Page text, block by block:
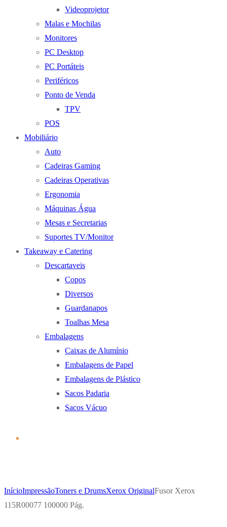
Videoprojetor
Malas e Mochilas
Monitores
PC Desktop
PC Portáteis
Periféricos
Ponto de Venda
TPV
POS
Mobiliário
Auto
Cadeiras Gaming
Cadeiras Operativas
Ergonomia
Máquinas Água
Mesas e Secretarias
Suportes TV/Monitor
Takeaway e Catering
Descartaveis
Copos
Diversos
Guardanapos
Toalhas Mesa
Embalagens
Caixas de Alumínio
Embalagens de Papel
Embalagens de Plástico
Sacos Padaria
Sacos Vácuo
InícioImpressãoToners e DrumsXerox OriginalFusor Xerox
115R00077 100000 Pág.